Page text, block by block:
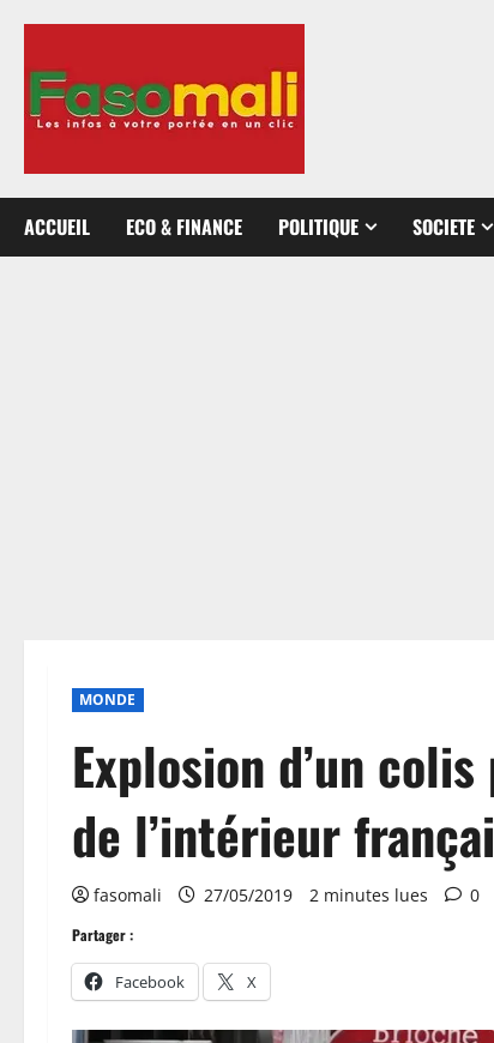
contenu
ACCUEIL ECO & FINANCE POLITIQUE SOCIETE
MONDE
Explosion d’un
de l’intérieur
fasomali 27/05/2019 2 minutes lues 0
Partager :
Facebook X